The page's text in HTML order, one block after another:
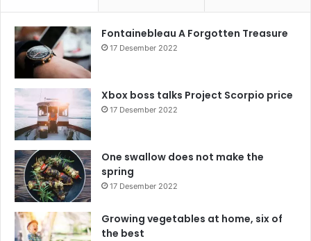
Fontainebleau A Forgotten Treasure
17 Desember 2022
Xbox boss talks Project Scorpio price
17 Desember 2022
One swallow does not make the
spring
17 Desember 2022
Growing vegetables at home, six of
the best